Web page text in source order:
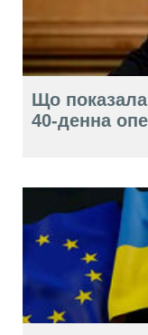
Що
40-денна